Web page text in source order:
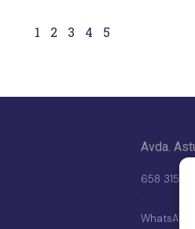
1 2 3 4 5
Avda.
658 315
·
WhatsApp